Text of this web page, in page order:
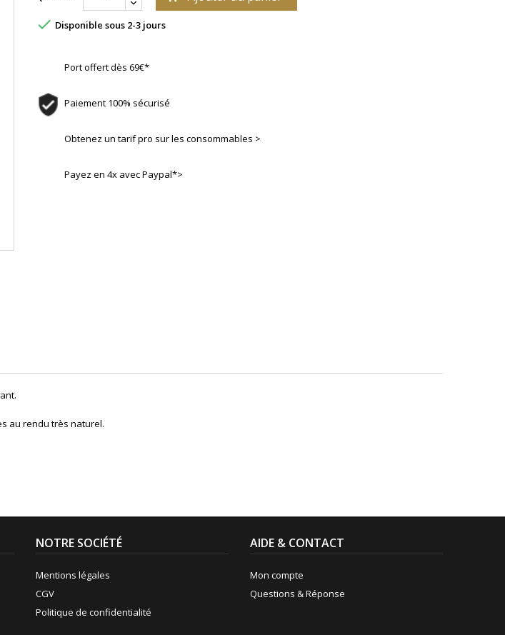
 Disponible sous 2-3 jours
Port offert dès 69€*
Paiement 100% sécurisé
Obtenez un tarif pro sur les consommables >
Payez en 4x avec Paypal*>
au rendu très naturel.
NOTRE SOCIÉTÉ
Mentions légales
CGV
Politique de confidentialité
AIDE & CONTACT
Mon compte
Questions & Réponse